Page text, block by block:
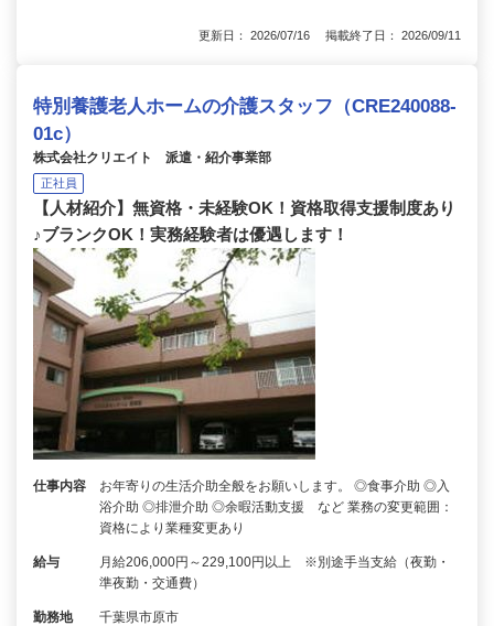
更新日： 2026/07/16 掲載終了日： 2026/09/11
特別養護老人ホームの介護スタッフ（CRE240088-
01c）
株式会社クリエイト 派遣・紹介事業部
正社員
【人材紹介】無資格・未経験OK！資格取得支援制度あり
♪ブランクOK！実務経験者は優遇します！
仕事内容
お年寄りの生活介助全般をお願いします。 ◎食事介助 ◎入
浴介助 ◎排泄介助 ◎余暇活動支援 など 業務の変更範囲：
資格により業種変更あり
給与
月給206,000円～229,100円以上 ※別途手当支給（夜勤・
準夜勤・交通費）
勤務地 千葉県市原市